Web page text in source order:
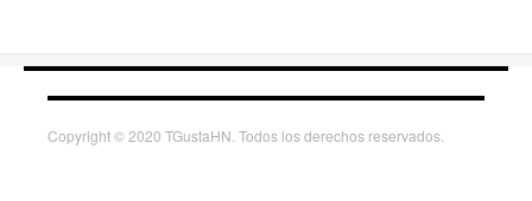
Copyright © 2020 TGustaHN. Todos los derechos reservados.